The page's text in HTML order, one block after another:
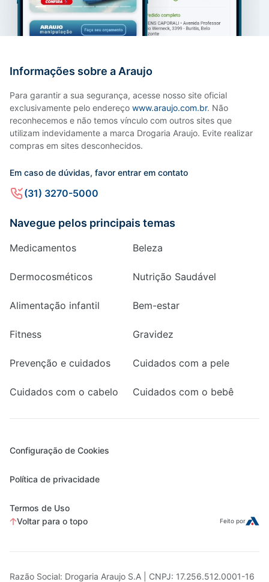
Informações sobre a Araujo
Para garantir a sua segurança, acesse nosso site oficial
exclusivamente pelo endereço www.araujo.com.br. Não
reconhecemos e não temos vínculo com outros sites que
utilizam indevidamente a marca Drogaria Araujo. Evite realizar
compras em sites desconhecidos.
Em caso de dúvidas, favor entrar em contato
(31) 3270-5000
Navegue pelos principais temas
Medicamentos Beleza
Dermocosméticos Nutrição Saudável
Alimentação infantil Bem-estar
Fitness Gravidez
Prevenção e cuidados Cuidados com a pele
Cuidados com o cabelo Cuidados com o bebê
Configuração de Cookies
Política de privacidade
Termos de Uso
Voltar para o topo
Feito por
Razão Social: Drogaria Araujo S.A | CNPJ: 17.256.512.0001-16